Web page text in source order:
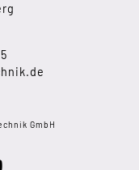
GmbH